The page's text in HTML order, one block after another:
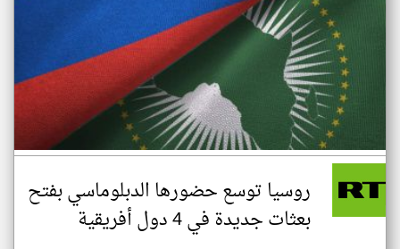
روسيا توسع حضورها الدبلوماسي بفتح
بعثات جديدة في 4 دول أفريقية